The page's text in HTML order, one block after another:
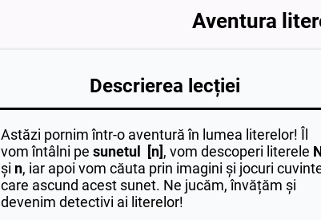
Aventura
Descrierea lecției
Astăzi pornim într-o aventură în lumea literelor! Îl
vom întâlni pe sunetul [n], vom descoperi literele
și n, iar apoi vom căuta prin imagini și jocuri
care ascund acest sunet. Ne jucăm, învățăm și
devenim detectivi ai literelor!